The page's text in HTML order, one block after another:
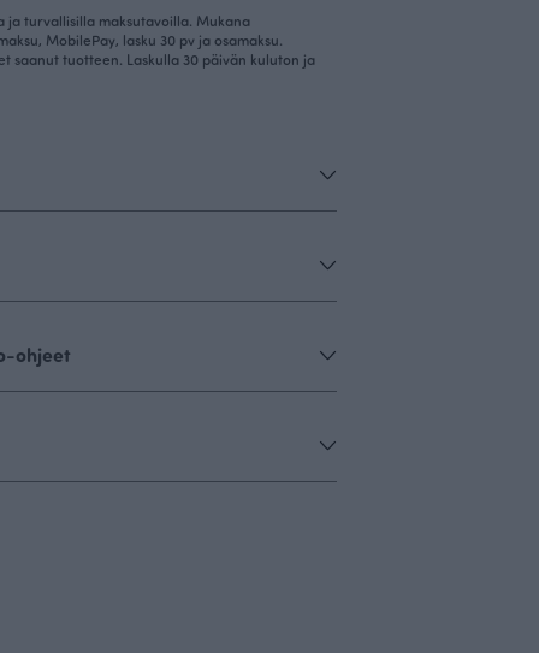
ja turvallisilla maksutavoilla. Mukana
MobilePay, lasku 30 pv ja osamaksu.
saanut tuotteen. Laskulla 30 päivän kuluton ja
ohjeet